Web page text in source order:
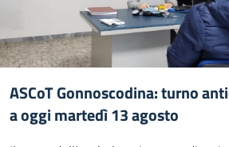
ASCoT Gonnoscodina: turno
a oggi martedì 13 agosto